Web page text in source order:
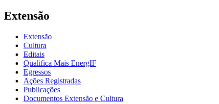
Extensão
Extensão
Cultura
Editais
Qualifica Mais EnergIF
Egressos
Ações Registradas
Publicações
Documentos Extensão e Cultura